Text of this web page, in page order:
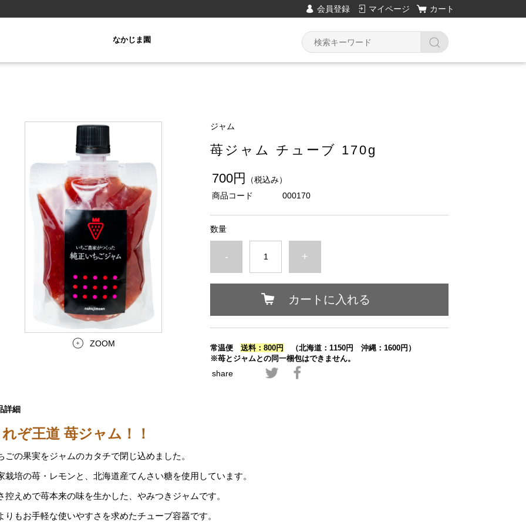
会員登録 マイページ カート
なかじま園
ZOOM
ジャム
苺ジャム チューブ 170g
700円
（税込み）
商品コード
000170
数量
- +
カートに入れる
常温便 送料：800円
（北海道：1150円 沖縄：1600円）
※苺とジャムとの同一梱包はできません。
share
詳細
ぞ王道 苺ジャム！！
ごの果実をジャムのカタチで閉じ込めました。
栽培の苺・レモンと、北海道産てんさい糖を使用しています。
控えめで苺本来の味を生かした、やみつきジャムです。
りもお手軽な使いやすさを求めたチューブ容器です。